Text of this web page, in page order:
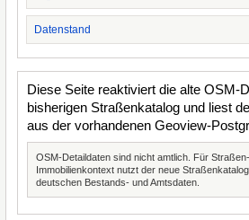
Datenstand
Diese Seite reaktiviert die alte OSM-
bisherigen Straßenkatalog und liest
aus der vorhandenen Geoview-
OSM-Detaildaten sind nicht amtlich. Für
Immobilienkontext nutzt der neue
deutschen Bestands- und Amtsdaten.